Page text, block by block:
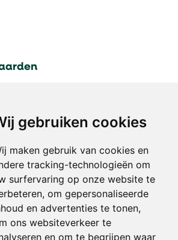
gebruiken cookies
maken gebruik van cookies en
tracking-technologieën om
surfervaring op onze website te
om gepersonaliseerde
en advertenties te tonen,
ons websiteverkeer te
en om te begrijpen waar
|Website door FalcoTravel